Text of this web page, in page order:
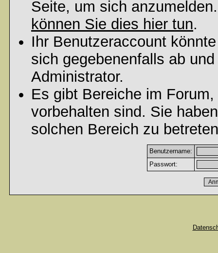
Seite, um sich
können Sie dies hier tun.
Ihr Benutzeraccount
sich gegebenenfalls ab
Administrator.
Es gibt Bereiche im
vorbehalten sind. Sie
solchen Bereich zu
Benutzername:
Passwort: